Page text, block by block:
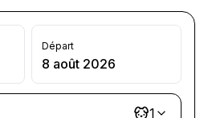
Départ
8 août 2026
1